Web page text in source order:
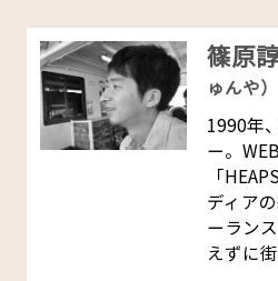
篠原
ゅんや）
1990年
ー。
「
ディア
ーラン
えずに